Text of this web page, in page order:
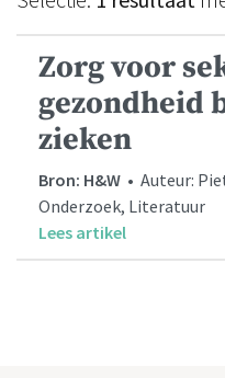
Zorg voor
gezondheid
zieken
Bron: H&W • Auteur:
Onderzoek, Literatuur
Lees artikel